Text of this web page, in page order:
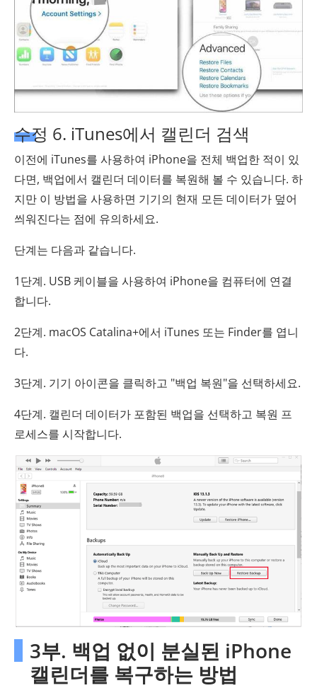
수정 6. iTunes에서 캘린더 검색
이전에 iTunes를 사용하여 iPhone을 전체 백업한 적이 있
다면, 백업에서 캘린더 데이터를 복원해 볼 수 있습니다. 하
지만 이 방법을 사용하면 기기의 현재 모든 데이터가 덮어
씌워진다는 점에 유의하세요.
단계는 다음과 같습니다.
1단계. USB 케이블을 사용하여 iPhone을 컴퓨터에 연결
합니다.
2단계. macOS Catalina+에서 iTunes 또는 Finder를 엽니
다.
3단계. 기기 아이콘을 클릭하고 "백업 복원"을 선택하세요.
4단계. 캘린더 데이터가 포함된 백업을 선택하고 복원 프
로세스를 시작합니다.
3부. 백업 없이 분실된 iPhone
캘린더를 복구하는 방법